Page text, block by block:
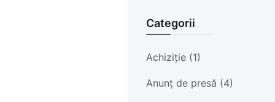
Categorii
Achiziție (1)
Anunț de presă (4)